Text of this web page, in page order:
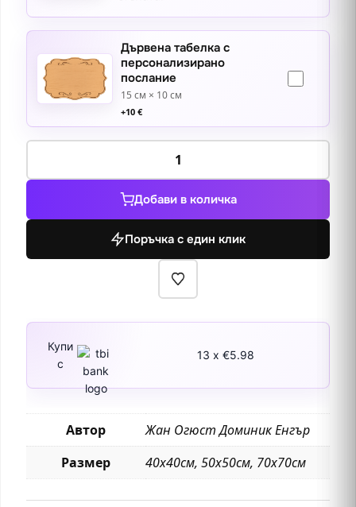
Дървена табелка с
персонализирано
послание
15 см × 10 см
+10 €
количество
Вергилий
Енеидата
Октавия
1812
Добави в количка
Поръчка с един клик
Купи
с
13 x €5.98
Автор
Жан Огюст Доминик Енгър
Размер
40х40см, 50х50см, 70х70см